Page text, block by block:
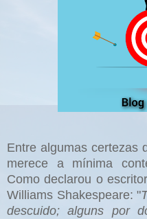
Entre algumas certezas
merece a mínima
Como declarou o
Williams Shakespeare: "
descuido; alguns por